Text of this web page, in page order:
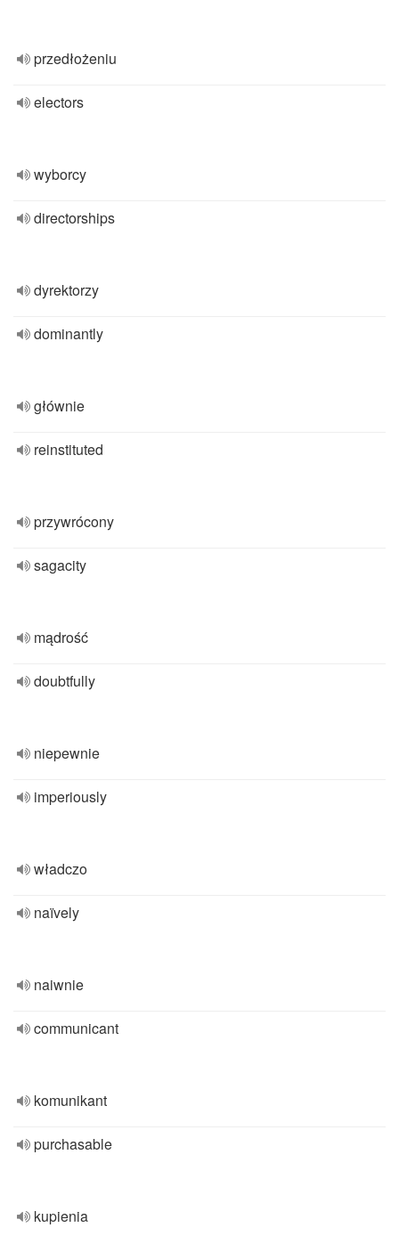
przedłożeniu
electors
wyborcy
directorships
dyrektorzy
dominantly
głównie
reinstituted
przywrócony
sagacity
mądrość
doubtfully
niepewnie
imperiously
władczo
naïvely
naiwnie
communicant
komunikant
purchasable
kupienia